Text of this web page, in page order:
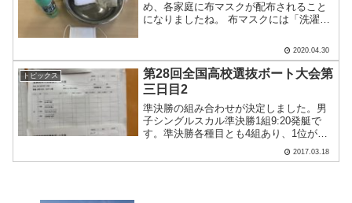
め、各家庭に布マスクが配布されること
になりましたね。 布マスクには「洗濯す
リットがありますが、 「長く使
うためにはどのように洗濯したらいい
の？」…と悩んでいません.....
2020.04.30
トピックス
第28回全国高校選抜ボート大会第
三日目2
準決勝の組み合わせが決定しました。男
子シングルスカル準決勝1組9:20発艇で
す。準決勝各種目とも4組あり、1位が決
勝、2位が順位決定1組、3位が順位決定2
組、4位が順位決定3組に進みます。最終
2017.03.18